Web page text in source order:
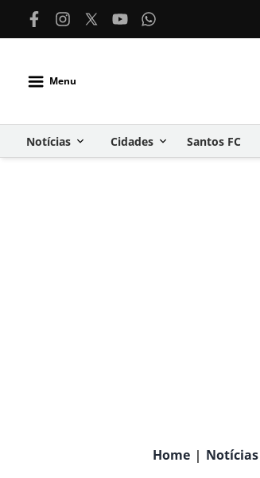
Menu
Notícias Cidades Santos FC
Home | Notícias